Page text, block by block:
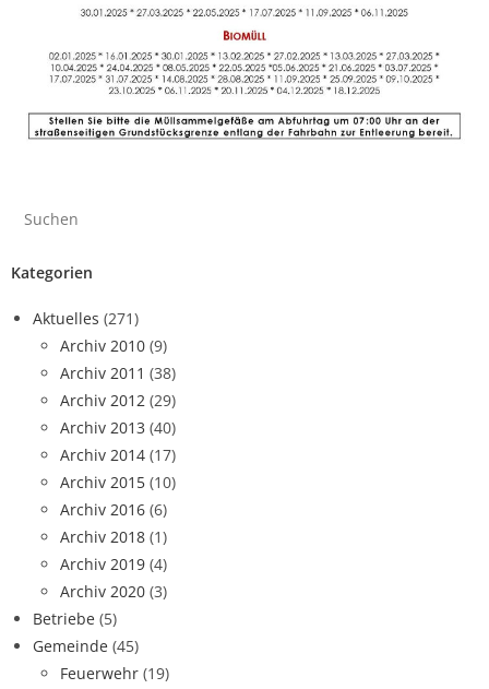
Kategorien
Aktuelles (271)
Archiv 2010 (9)
Archiv 2011 (38)
Archiv 2012 (29)
Archiv 2013 (40)
Archiv 2014 (17)
Archiv 2015 (10)
Archiv 2016 (6)
Archiv 2018 (1)
Archiv 2019 (4)
Archiv 2020 (3)
Betriebe (5)
Gemeinde (45)
Feuerwehr (19)